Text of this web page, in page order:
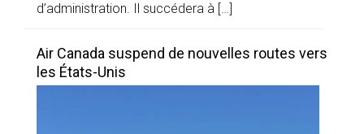
d’administration. Il succédera à […]
Air Canada suspend de nouvelles routes vers
les États-Unis